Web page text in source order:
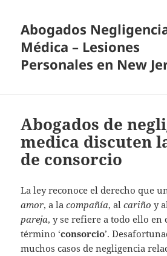
Abogados
Médica – Lesiones
Personales en New
Abogados de
medica discuten
de consorcio
La ley reconoce el derecho que
amor, a lacompañía, alcariño y
pareja, y se refiere a todo ello
término ‘consorcio’.
muchos casos de negligencia